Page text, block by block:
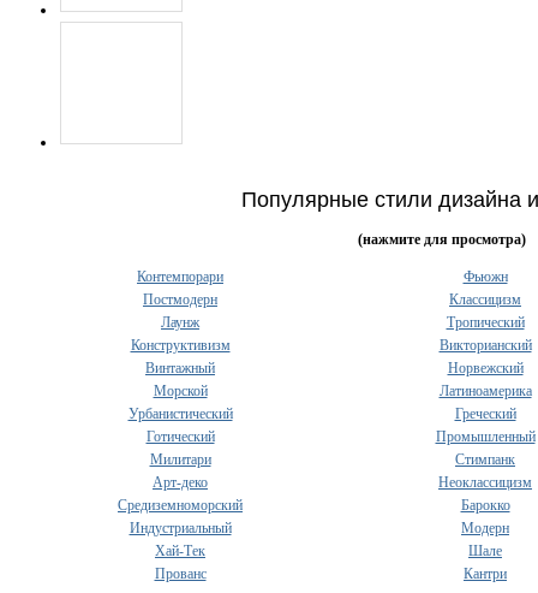
Популярные стили дизайна
(нажмите для просмотра)
Контемпорари
Фьюжн
Постмодерн
Классицизм
Лаунж
Тропический
Конструктивизм
Викторианский
Винтажный
Норвежский
Морской
Латиноамерика
Урбанистический
Греческий
Готический
Промышленный
Милитари
Стимпанк
Арт-деко
Неоклассицизм
Средиземноморский
Барокко
Индустриальный
Модерн
Хай-Тек
Шале
Прованс
Кантри